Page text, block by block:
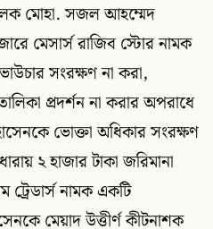
মোহা. সজল আহম্মেদ
মেসার্স রাজিব স্টোর নামক
সংরক্ষণ না করা,
প্রদর্শন না করার অপরাধে
ভোক্তা অধিকার সংরক্ষণ
২ হাজার টাকা জরিমানা
ট্রেডার্স নামক একটি
মেয়াদ উত্তীর্ণ কীটনাশক